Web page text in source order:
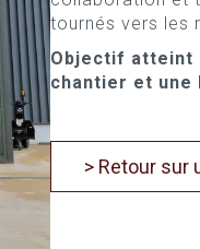
tournés vers les
Objectif atteint
chantier et une
> Retour sur